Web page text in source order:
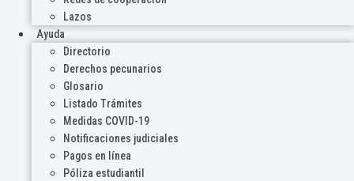
Lazos
Ayuda
Directorio
Derechos pecunarios
Glosario
Listado Trámites
Medidas COVID-19
Notificaciones judiciales
Pagos en línea
Póliza estudiantil